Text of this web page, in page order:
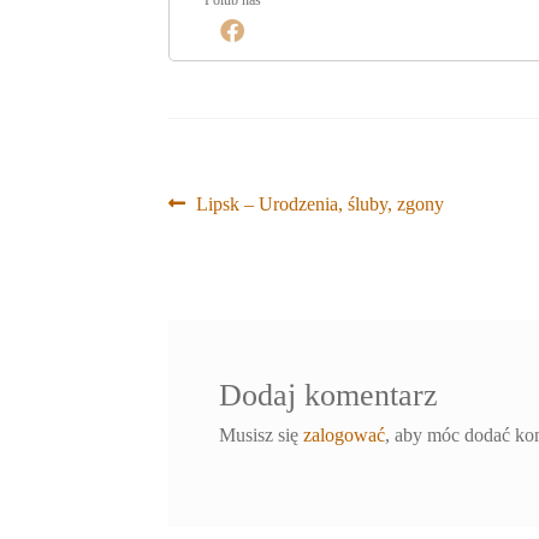
Nawigacja
Poprzedni
Lipsk – Urodzenia, śluby, zgony
Dodaj komentarz
Musisz się zalogować, aby móc dodać